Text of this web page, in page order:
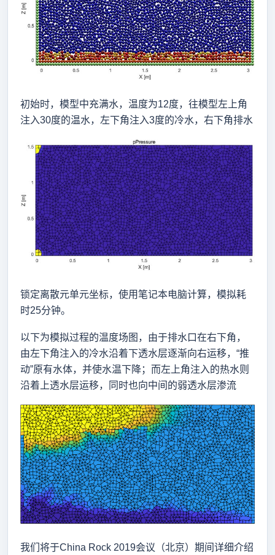
初始时，模型中充满水，温度为12度，往模型左上角
注入30度的温水，左下角注入3度的冷水，右下角排水
锁定离散元单元坐标，使用笔记本电脑计算，模拟耗
时25分钟。
以下为模拟过程的温度场图，由于排水口在右下角，
由左下角注入的冷水沿着下透水层逐渐向右运移，“推
动”原有水体，并使水温下降；而左上角注入的热水则
沿着上透水层运移，同时也向中间的弱透水层渗流
我们 将于China Rock 2019会议（北京）期间详细介绍